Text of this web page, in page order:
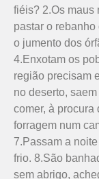
fiéis? 2.Os maus
pastar o
o jumento dos
4.Enxotam os
região precisam
no deserto,
comer, à procura
forragem num
7.Passam a
frio. 8.São
sem abrigo,